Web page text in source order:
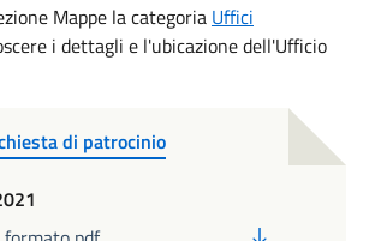
Mappe la categoria Uffici
i dettagli e l'ubicazione dell'Ufficio
di patrocinio